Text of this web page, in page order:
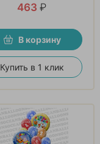
463 ₽
В корзину
Купить в 1 клик